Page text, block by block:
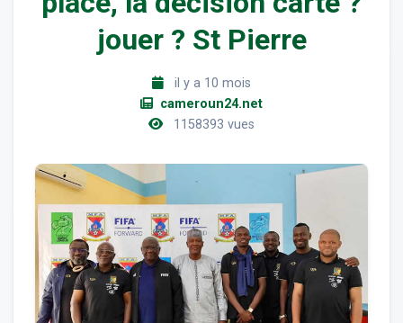
jouer ? St Pierre
il y a 10 mois
cameroun24.net
1158393 vues